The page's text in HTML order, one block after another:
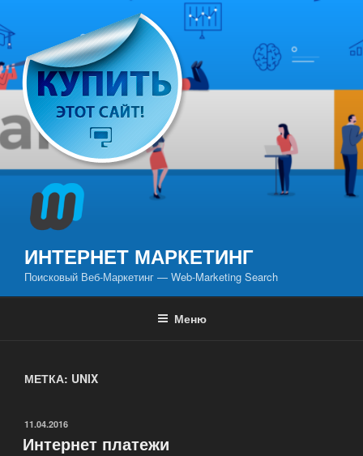
к
содержимому
ИНТЕРНЕТ МАРКЕТИНГ
Поисковый Веб-Маркетинг — Web-Marketing Search
Меню
МЕТКА: UNIX
ОПУБЛИКОВАНО
11.04.2016
Интернет платежи